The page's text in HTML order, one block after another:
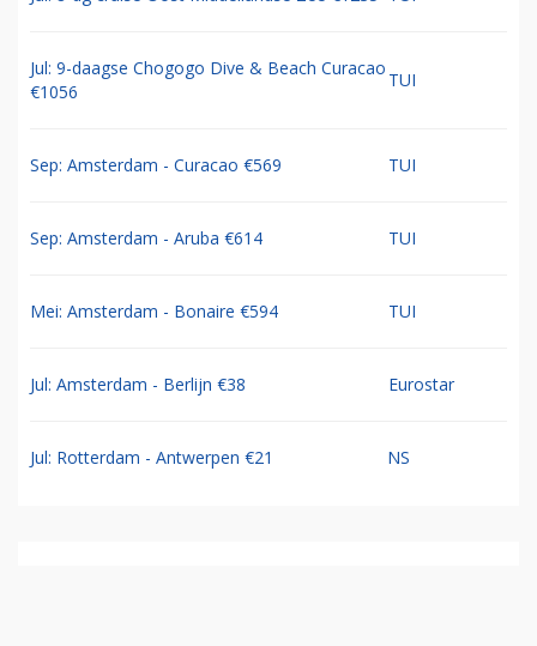
Jul: 9-daagse Chogogo Dive & Beach Curacao
€1056
TUI
Sep: Amsterdam - Curacao €569 TUI
Sep: Amsterdam - Aruba €614 TUI
Mei: Amsterdam - Bonaire €594 TUI
Jul: Amsterdam - Berlijn €38 Eurostar
Jul: Rotterdam - Antwerpen €21 NS